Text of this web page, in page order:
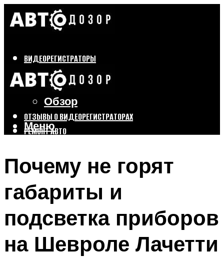
ВИДЕОРЕГИСТРАТОРЫ
Бренды
Выбор
Обзор
ОТЗЫВЫ О ВИДЕОРЕГИСТРАТОРАХ
РЕМОНТ АВТО
Меню
Почему не горят
габариты и
подсветка приборов
на Шевроле Лачетти